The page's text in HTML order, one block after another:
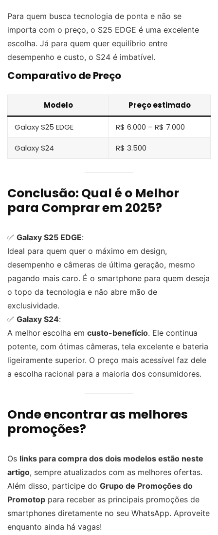
Para quem busca tecnologia de ponta e não se
importa com o preço, o S25 EDGE é uma excelente
escolha. Já para quem quer equilíbrio entre
desempenho e custo, o S24 é imbatível.
Comparativo de Preço
Modelo Preço estimado
Galaxy S25 EDGE R$ 6.000 – R$ 7.000
Galaxy S24 R$ 3.500
Conclusão: Qual é o Melhor
para Comprar em 2025?
✅ Galaxy S25 EDGE:
Ideal para quem quer o máximo em design,
desempenho e câmeras de última geração, mesmo
pagando mais caro. É o smartphone para quem deseja
o topo da tecnologia e não abre mão de
exclusividade.
✅ Galaxy S24:
A melhor escolha em custo-benefício. Ele continua
potente, com ótimas câmeras, tela excelente e bateria
ligeiramente superior. O preço mais acessível faz dele
a escolha racional para a maioria dos consumidores.
Onde encontrar as melhores
promoções?
Os links para compra dos dois modelos estão neste
artigo, sempre atualizados com as melhores ofertas.
Além disso, participe do Grupo de Promoções do
Promotop para receber as principais promoções de
smartphones diretamente no seu WhatsApp. Aproveite
enquanto ainda há vagas!